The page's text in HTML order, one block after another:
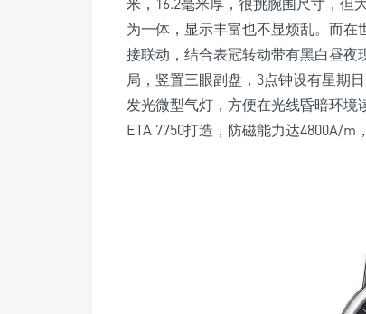
米，16.2毫米厚，很挑腕围尺寸，但
为一体，显示丰富也不显烦乱。而
接联动，结合表冠转动带有黑白昼夜
局，竖置三眼副盘，3点钟设有星期
发光微型气灯，方便在光线昏暗环境
ETA 7750打造，防磁能力达4800A/m